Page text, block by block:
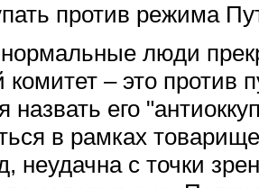
против режима
люди
– это против
его
в рамках
неудачна с точки